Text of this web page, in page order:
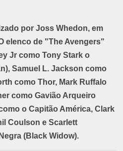
por Joss Whedon, em
elenco de "The Avengers"
Jr como Tony Stark o
Samuel L. Jackson como
como Thor, Mark Ruffalo
como Gavião Arqueiro
o Capitão América, Clark
Coulson e Scarlett
(Black Widow).